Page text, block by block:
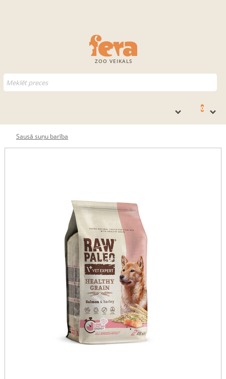
ZOO VEIKALS
0
Sausā suņu barība